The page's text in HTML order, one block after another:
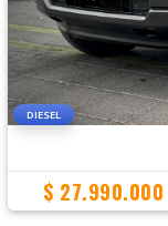
DIESEL
$ 27.990.000